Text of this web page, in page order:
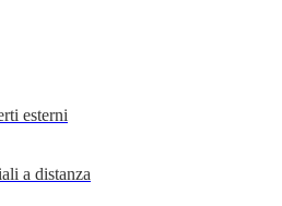
esterni
a distanza